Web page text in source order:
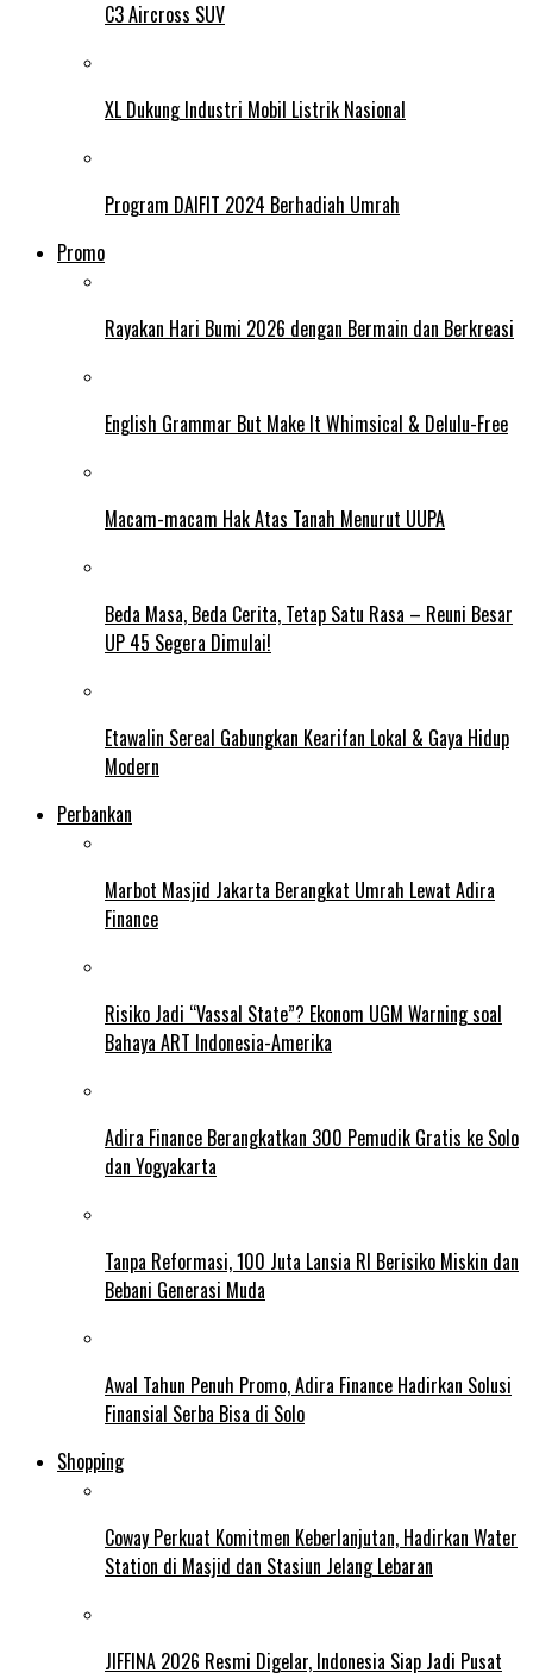
C3 Aircross SUV
XL Dukung Industri Mobil Listrik Nasional
Program DAIFIT 2024 Berhadiah Umrah
Promo
Rayakan Hari Bumi 2026 dengan Bermain dan Berkreasi
English Grammar But Make It Whimsical & Delulu-Free
Macam-macam Hak Atas Tanah Menurut UUPA
Beda Masa, Beda Cerita, Tetap Satu Rasa – Reuni Besar
UP 45 Segera Dimulai!
Etawalin Sereal Gabungkan Kearifan Lokal & Gaya Hidup
Modern
Perbankan
Marbot Masjid Jakarta Berangkat Umrah Lewat Adira
Finance
Risiko Jadi “Vassal State”? Ekonom UGM Warning soal
Bahaya ART Indonesia-Amerika
Adira Finance Berangkatkan 300 Pemudik Gratis ke Solo
dan Yogyakarta
Tanpa Reformasi, 100 Juta Lansia RI Berisiko Miskin dan
Bebani Generasi Muda
Awal Tahun Penuh Promo, Adira Finance Hadirkan Solusi
Finansial Serba Bisa di Solo
Shopping
Coway Perkuat Komitmen Keberlanjutan, Hadirkan Water
Station di Masjid dan Stasiun Jelang Lebaran
JIFFINA 2026 Resmi Digelar, Indonesia Siap Jadi Pusat